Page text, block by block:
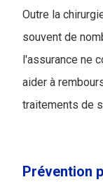
Outre la
souvent de
l'assurance ne
aider à
traitements de
Prévention